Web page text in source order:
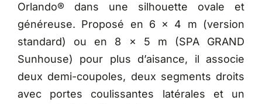
Orlando® dans une silhouette ovale et
généreuse. Proposé en 6 × 4 m (version
standard) ou en 8 × 5 m (SPA GRAND
Sunhouse) pour plus d’aisance, il associe
deux demi-coupoles, deux segments droits
avec portes coulissantes latérales et un